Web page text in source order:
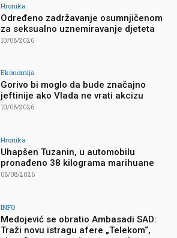
Hronika
Određeno zadržavanje osumnjičenom
za seksualno uznemiravanje djeteta
10/08/2026
Ekonomija
Gorivo bi moglo da bude značajno
jeftinije ako Vlada ne vrati akcizu
10/08/2026
Hronika
Uhapšen Tuzanin, u automobilu
pronađeno 38 kilograma marihuane
08/08/2026
INFO
Medojević se obratio Ambasadi SAD:
Traži novu istragu afere „Telekom“,